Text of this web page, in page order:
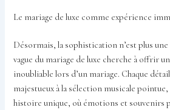
Le mariage de luxe comme expérience
Désormais, la sophistication n’est plus
vague du mariage de luxe cherche à offrir
inoubliable lors d’un mariage. Chaque
majestueux à la sélection musicale
histoire unique, où émotions et souvenirs